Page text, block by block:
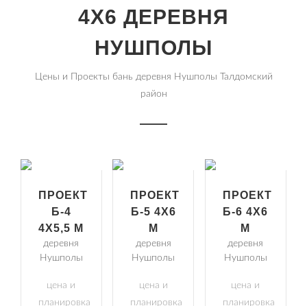
4Х6 ДЕРЕВНЯ
НУШПОЛЫ
Цены и Проекты бань деревня Нушполы Талдомский
район
ПРОЕКТ
Б-4
4Х5,5 М
деревня
Нушполы
цена и
планировка
ПРОЕКТ
Б-5 4Х6
М
деревня
Нушполы
цена и
планировка
ПРОЕКТ
Б-6 4Х6
М
деревня
Нушполы
цена и
планировка